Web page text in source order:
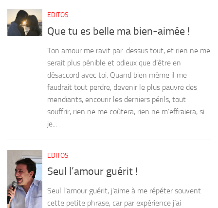
EDITOS
Que tu es belle ma bien-aimée !
Ton amour me ravit par-dessus tout, et rien ne me
serait plus pénible et odieux que d’être en
désaccord avec toi. Quand bien même il me
faudrait tout perdre, devenir le plus pauvre des
mendiants, encourir les derniers périls, tout
souffrir, rien ne me coûtera, rien ne m’effraiera, si
je...
EDITOS
Seul l’amour guérit !
Seul l’amour guérit, j’aime à me répéter souvent
cette petite phrase, car par expérience j’ai